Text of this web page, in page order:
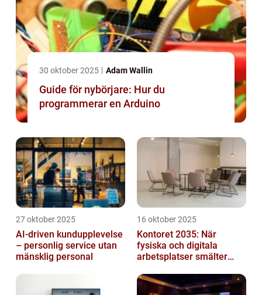
30 oktober 2025 Adam Wallin
Guide för nybörjare: Hur du
programmerar en Arduino
27 oktober 2025
AI-driven kundupplevelse
– personlig service utan
mänsklig personal
16 oktober 2025
Kontoret 2035: När
fysiska och digitala
arbetsplatser smälter